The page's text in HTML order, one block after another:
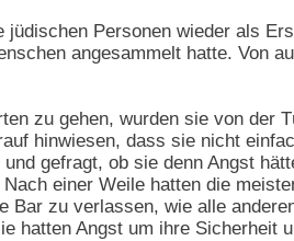
Personen wieder als
angesammelt hatte. Von
zu gehen, wurden sie von der
hinwiesen, dass sie nicht
gefragt, ob sie denn Angst
einer Weile hatten die
Bar zu verlassen, wie alle
hatten Angst um ihre Sicherheit